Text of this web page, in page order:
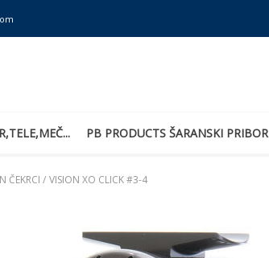
PB PRODUCTS ŠARANSKI PRIBOR
ČEKRCI / VISION XO CLICK #3-4